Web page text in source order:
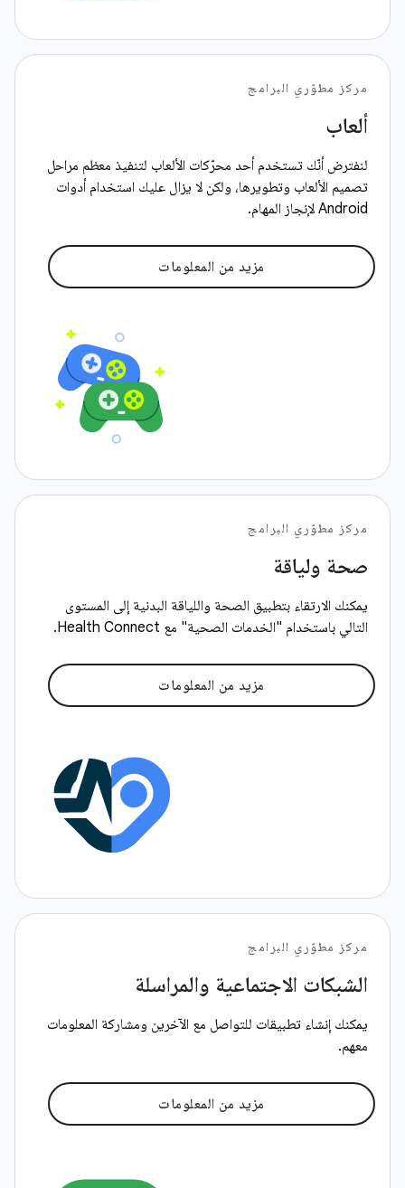
مركز مطوّري البرامج
ألعاب
لنفترض أنّك تستخدم أحد محرّكات الألعاب لتنفيذ معظم مراحل
تصميم الألعاب وتطويرها، ولكن لا يزال عليك استخدام أدوات
Android لإنجاز المهام.
مزيد من المعلومات
مركز مطوّري البرامج
صحة ولياقة
يمكنك الارتقاء بتطبيق الصحة واللياقة البدنية إلى المستوى
التالي باستخدام "الخدمات الصحية" مع Health Connect.
مزيد من المعلومات
مركز مطوّري البرامج
الشبكات الاجتماعية والمراسلة
يمكنك إنشاء تطبيقات للتواصل مع الآخرين ومشاركة المعلومات
معهم.
مزيد من المعلومات